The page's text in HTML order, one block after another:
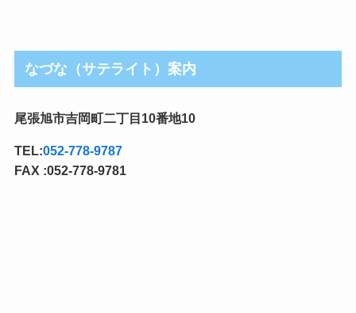
なづな（サテライト）案内
尾張旭市吉岡町二丁目10番地10
TEL:052-778-9787
FAX :052-778-9781